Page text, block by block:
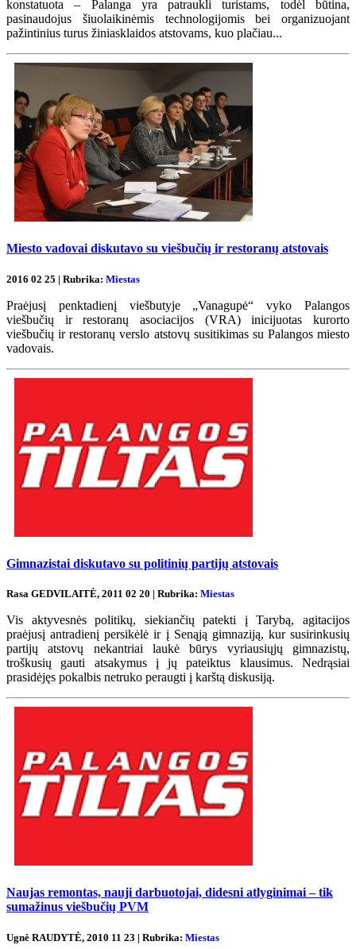
konstatuota – Palanga yra patraukli turistams, todėl būtina,
pasinaudojus šiuolaikinėmis technologijomis bei organizuojant
pažintinius turus žiniasklaidos atstovams, kuo plačiau...
Miesto vadovai diskutavo su viešbučių ir restoranų atstovais
2016 02 25 | Rubrika: Miestas
Praėjusį penktadienį viešbutyje „Vanagupė“ vyko Palangos
viešbučių ir restoranų asociacijos (VRA) inicijuotas kurorto
viešbučių ir restoranų verslo atstovų susitikimas su Palangos miesto
vadovais.
Gimnazistai diskutavo su politinių partijų atstovais
Rasa GEDVILAITĖ, 2011 02 20 | Rubrika: Miestas
Vis aktyvesnės politikų, siekiančių patekti į Tarybą, agitacijos
praėjusį antradienį persikėlė ir į Senąją gimnaziją, kur susirinkusių
partijų atstovų nekantriai laukė būrys vyriausiųjų gimnazistų,
troškusių gauti atsakymus į jų pateiktus klausimus. Nedrąsiai
prasidėjęs pokalbis netruko peraugti į karštą diskusiją.
Naujas remontas, nauji darbuotojai, didesni atlyginimai – tik
sumažinus viešbučių PVM
Ugnė RAUDYTĖ, 2010 11 23 | Rubrika: Miestas